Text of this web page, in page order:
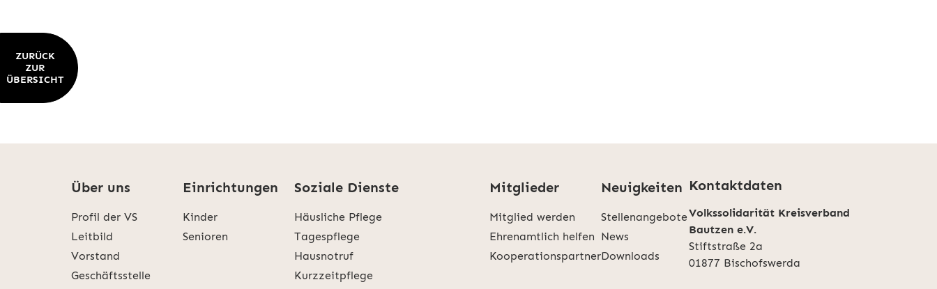
ZURÜCK
ZUR
ÜBERSICHT
Über uns
Profil der VS
Leitbild
Vorstand
Geschäftsstelle
Einrichtungen
Kinder
Senioren
Soziale Dienste
Häusliche Pflege
Tagespflege
Hausnotruf
Kurzzeitpflege
Mitglieder
Mitglied werden
Ehrenamtlich helfen
Kooperationspartner
Neuigkeiten
Stellenangebote
News
Downloads
Kontaktdaten
Volkssolidarität Kreisverband
Bautzen e.V.
Stiftstraße 2a
01877 Bischofswerda